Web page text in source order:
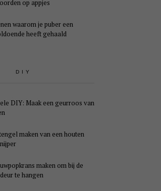
op appjes
waarom je puber een
heeft gehaald
DIY
DIY: Maak een geurroos van
maken van een houten
maken om bij de
te hangen